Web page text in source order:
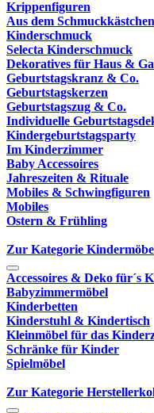
Krippenfiguren
Aus dem Schmuckkästchen
Kinderschmuck
Selecta Kinderschmuck
Dekoratives für Haus &
Geburtstagskranz & Co.
Geburtstagskerzen
Geburtstagszug & Co.
Individuelle
Kindergeburtstagsparty
Im Kinderzimmer
Baby Accessoires
Jahreszeiten & Rituale
Mobiles & Schwingfiguren
Mobiles
Ostern & Frühling
Zur Kategorie
Accessoires & Deko für´s
Babyzimmermöbel
Kinderbetten
Kinderstuhl & Kindertisch
Kleinmöbel für das
Schränke für Kinder
Spielmöbel
Zur Kategorie